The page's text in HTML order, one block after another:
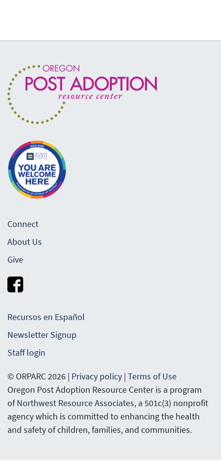
Connect
About Us
Give
Recursos en Español
Newsletter Signup
Staff login
© ORPARC 2026 | Privacy policy | Terms of Use
Oregon Post Adoption Resource Center is a program
of Northwest Resource Associates, a 501c(3) nonprofit
agency which is committed to enhancing the health
and safety of children, families, and communities.